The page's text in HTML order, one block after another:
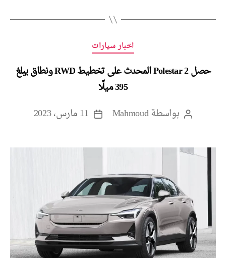
التصنيفات
اخبار سيارات
حصل Polestar 2 المحدث على تخطيط RWD ونطاق يبلغ
395 ميلًا
كاتببواسطةMahmoud
تاريخ
11 مارس، 2023